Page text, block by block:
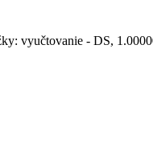
vyučtovanie - DS,